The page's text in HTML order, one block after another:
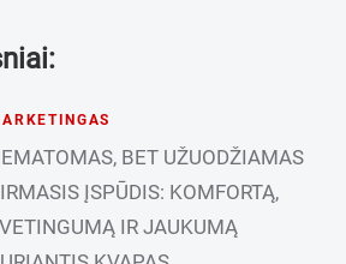
BET UŽUODŽIAMAS
ĮSPŪDIS: KOMFORTĄ,
IR JAUKUMĄ